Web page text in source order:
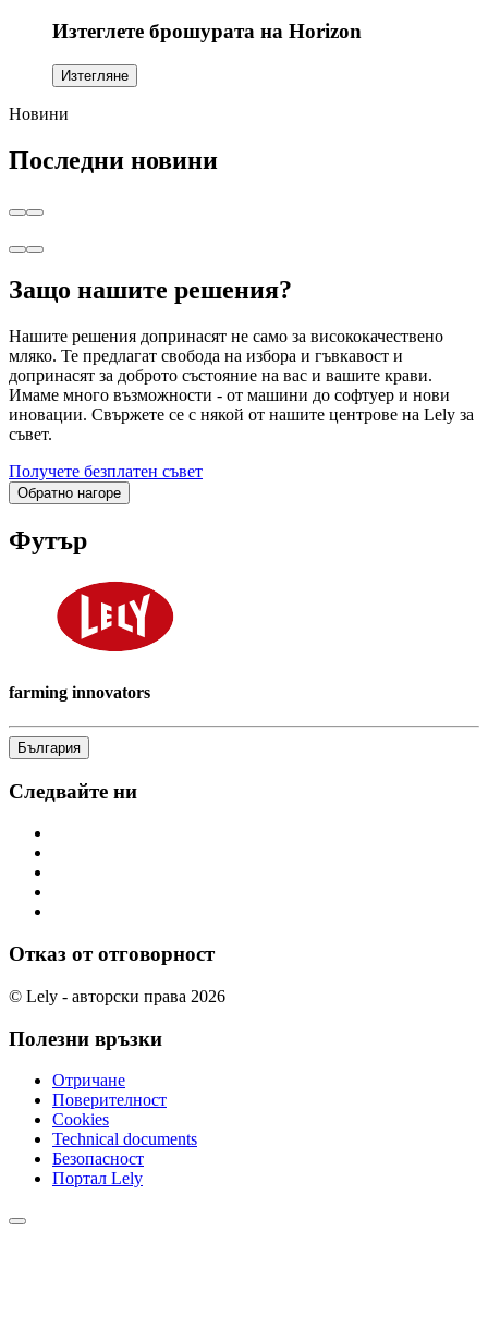
Изтеглете брошурата на Horizon
Изтегляне
Новини
Последни новини
Защо нашите решения?
Нашите решения допринасят не само за висококачествено
мляко. Те предлагат свобода на избора и гъвкавост и
допринасят за доброто състояние на вас и вашите крави.
Имаме много възможности - от машини до софтуер и нови
иновации. Свържете се с някой от нашите центрове на Lely за
съвет.
Получете безплатен съвет
Обратно нагоре
Футър
farming innovators
България
Следвайте ни
Отказ от отговорност
© Lely - авторски права 2026
Полезни връзки
Отричане
Поверителност
Cookies
Technical documents
Безопасност
Портал Lely